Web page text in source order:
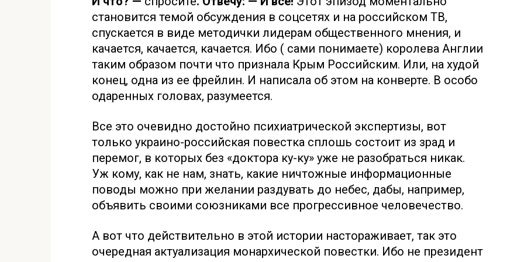
становится темой обсуждения в соцсетях и на российском ТВ,
спускается в виде методички лидерам общественного мнения, и
качается, качается, качается. Ибо ( сами понимаете) королева Англии
таким образом почти что признала Крым Российским. Или, на худой
конец, одна из ее фрейлин. И написала об этом на конверте. В особо
одаренных головах, разумеется.
Все это очевидно достойно психиатрической экспертизы, вот
только украино-российская повестка сплошь состоит из зрад и
перемог, в которых без «доктора ку-ку» уже не разобраться никак.
Уж кому, как не нам, знать, какие ничтожные информационные
поводы можно при желании раздувать до небес, дабы, например,
объявить своими союзниками все прогрессивное человечество.
А вот что действительно в этой истории настораживает, так это
очередная актуализация монархической повестки. Ибо не президент